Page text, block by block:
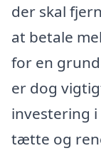
der skal
at betale
for en
er dog
investering
tætte og